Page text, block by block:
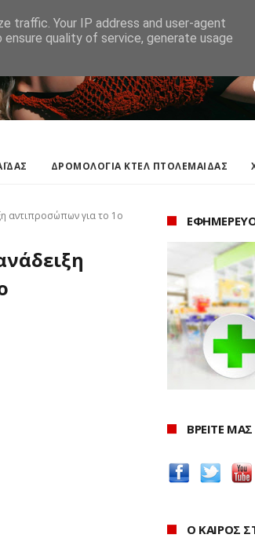
ΔΡΟΜΟΛΟΓΙΑ ΚΤΕΛ ΠΤΟΛΕΜΑΙΔΑΣ
αντιπροσώπων για το 1ο
ΒΡΕΙΤΕ ΜΑΣ
Ο ΚΑΙΡΟΣ
traffic. Your IP address and user-agent
quality of service, generate usage